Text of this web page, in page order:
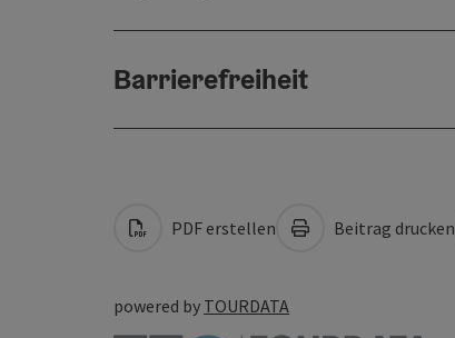
Barrierefreiheit
PDF erstellen Beitrag drucken
powered by TOURDATA